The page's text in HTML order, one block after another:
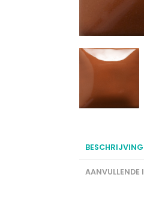
BESCHRIJVING
AANVULLENDE